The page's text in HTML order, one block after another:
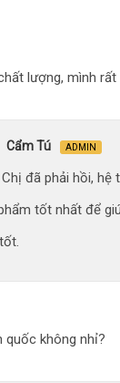
lượng, mình rất
Cẩm Tú ADMIN
đã phải hồi, hệ
tốt nhất để
quốc không nhỉ?